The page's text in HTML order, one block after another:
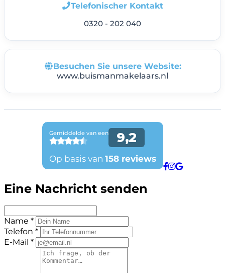
Telefonischer Kontakt
0320 - 202 040
Besuchen Sie unsere Website:
www.buismanmakelaars.nl
Eine Nachricht senden
Name *
Telefon *
E-Mail *